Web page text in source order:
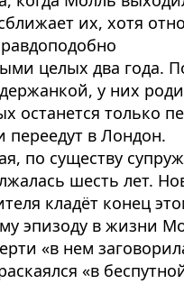
их, хотя
целых два года.
у них
останется только
переедут в Лондон.
по существу
шесть лет.
кладёт конец
эпизоду в жизни
«в нем
«в